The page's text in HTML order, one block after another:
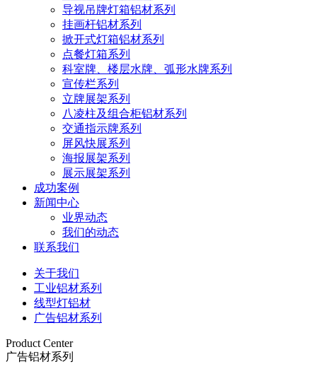
导视吊牌灯箱铝材系列
挂画杆铝材系列
掀开式灯箱铝材系列
点餐灯箱系列
科室牌、楼层水牌、弧形水牌系列
宣传栏系列
立牌展架系列
八凌柱及组合柜铝材系列
交通指示牌系列
屏风快展系列
海报展架系列
展示展架系列
成功案例
新闻中心
业界动态
我们的动态
联系我们
关于我们
工业铝材系列
线型灯铝材
广告铝材系列
Product Center
广告铝材系列